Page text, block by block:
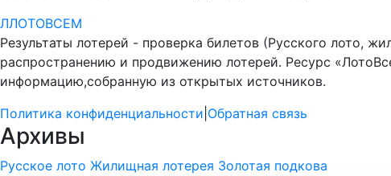
ЛЛОТОВСЕМ
Результаты лотерей - проверка билетов (Русского лото,
распространению и продвижению лотерей. Ресурс
информацию,собранную из открытых источников.
Политика конфиденциальности Обратная связь
Архивы
Русское лото Жилищная лотерея Золотая подкова